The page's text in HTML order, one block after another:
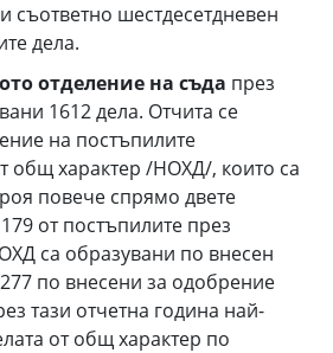
съответно шестдесетдневен
дела.
отделение на съда през
1612 дела. Отчита се
на постъпилите
общ характер /НОХД/, които са
повече спрямо двете
от постъпилите през
са образувани по внесен
по внесени за одобрение
тази отчетна година най-
от общ характер по